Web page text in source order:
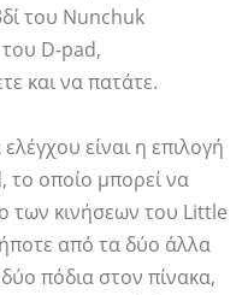
του Nunchuk
D-pad,
και να πατάτε.
είναι η επιλογή
το οποίο μπορεί να
των κινήσεων του Little
από τα δύο άλλα
πόδια στον πίνακα,